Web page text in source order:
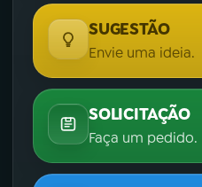
SUGESTÃO
Envie uma ideia.
SOLICITAÇÃO
Faça um pedido.